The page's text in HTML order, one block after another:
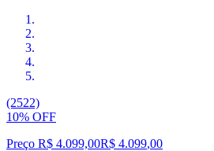
(2522)
10% OFF
Preço R$ 4.099,00R$ 4.099,00